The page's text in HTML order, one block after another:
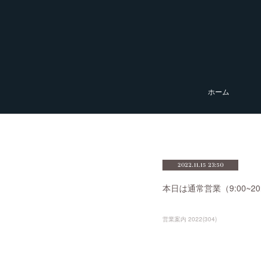
ホーム
2022.11.15 23:50
本日は通常営業（
営業案内 2022(304)